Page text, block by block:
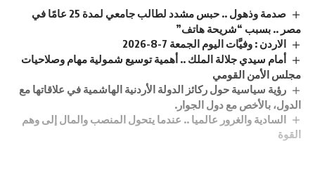
صدمة وذهول .. حبس مشدد لطالب جامعي لمدة 25 عامًا في
مصر .. بسبب “شريحة هاتف”
الاردن : وفيَّات اليوم الجمعة 7-8-2026
أمام سيدي جلالة الملك .. أهمية توسيع شمولية مهام وصلاحيات
مجلس الأمن القومي
رؤية سياسية حول ركائز الدولة الأردنية الهاشمية في علاقاتها مع
الدول، بالأخص مع دول الجوار.
السادية والغرور عالميا .. عندما يتحول المنصب والمال إلى وهم
القوة